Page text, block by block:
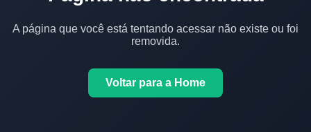
A página que você está tentando acessar não existe ou foi
removida.
Voltar para a Home